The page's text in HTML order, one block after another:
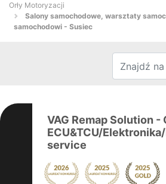
Orły Motoryzacji
Salony samochodowe, warsztaty
samochodowi - Susiec
VAG Remap Solution
ECU&TCU/
service